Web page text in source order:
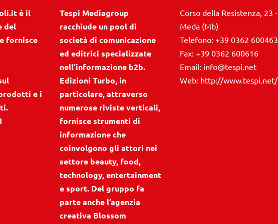
è il
del
fornisce
e i
Tespi Mediagroup
racchiude un pool di
società di comunicazione
ed editrici specializzate
nell’informazione b2b.
Edizioni Turbo, in
particolare, attraverso
numerose riviste verticali,
fornisce strumenti di
informazione che
coinvolgono gli attori nei
settore beauty, food,
technology, entertainment
e sport. Del gruppo fa
parte anche l’agenzia
creativa Blossom
Corso della Resistenza, 23 -
Meda (Mb)
Telefono: +39 0362 600463
Fax: +39 0362 600616
Email: info@tespi.net
Web: http://www.tespi.net/